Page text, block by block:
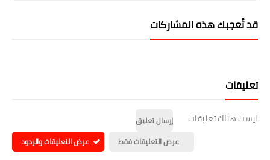
قد تُعجبك هذه المشاركات
تعليقات
ليست هناك تعليقات
إرسال تعليق
عرض التعليقات فقط
عرض التعليقات والردود